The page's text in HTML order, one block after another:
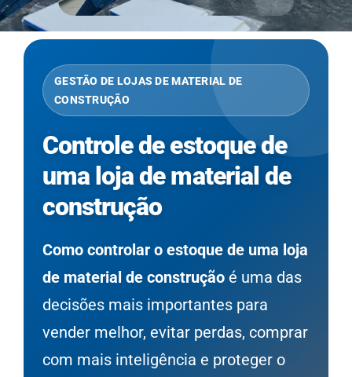
GESTÃO DE LOJAS DE MATERIAL DE
CONSTRUÇÃO
Controle de estoque de
uma loja de material de
construção
Como controlar o estoque de uma loja
de material de construção é uma das
decisões mais importantes para
vender melhor, evitar perdas, comprar
com mais inteligência e proteger o